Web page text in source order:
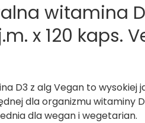
witamina
x 120 kaps.
D3 z alg Vegan to wysokiej
dla organizmu witaminy
dla wegan i wegetarian.